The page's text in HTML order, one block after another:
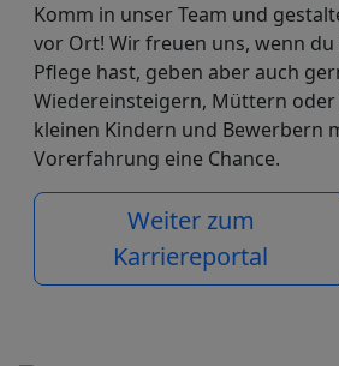
Komm in unser Team und
vor Ort! Wir freuen uns, wenn
Pflege hast, geben aber auch
Wiedereinsteigern, Müttern
kleinen Kindern und Bewerbern
Vorerfahrung eine Chance.
Weiter zum
Karriereportal